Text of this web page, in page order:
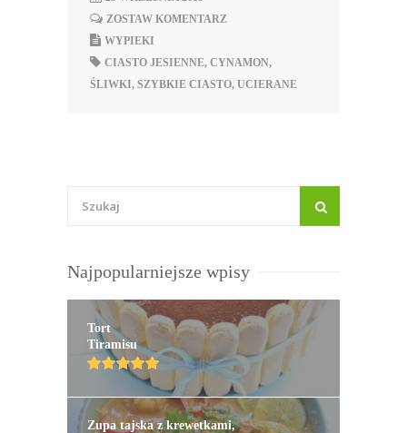
ZOSTAW KOMENTARZ
WYPIEKI
CIASTO JESIENNE, CYNAMON,
ŚLIWKI, SZYBKIE CIASTO, UCIERANE
Najpopularniejsze wpisy
Tort
Tiramisu
Zupa tajska z krewetkami,